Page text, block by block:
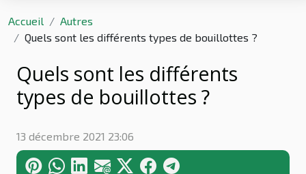
Accueil
Autres
Quels sont les différents types de bouillottes ?
Quels sont les différents
types de bouillottes ?
13 décembre 2021 23:06